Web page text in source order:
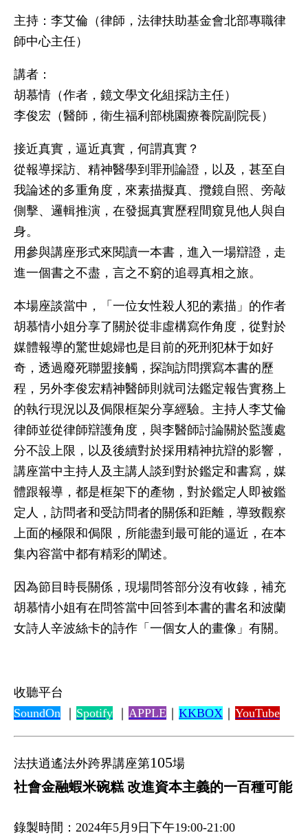
主持：李艾倫（律師，法律扶助基金會北部專職律
師中心主任）
講者：
胡慕情（作者，鏡文學文化組採訪主任）
李俊宏（醫師，衛生福利部桃園療養院副院長）
接近真實，逼近真實，何謂真實？
從報導採訪、精神醫學到罪刑論證，以及，甚至自
我論述的多重角度，來素描擬真、攬鏡自照、旁敲
側擊、邏輯推演，在發掘真實歷程間窺見他人與自
身。
用參與講座形式來閱讀一本書，進入一場辯證，走
進一個書之不盡，言之不窮的追尋真相之旅。
本場座談當中，「一位女性殺人犯的素描」的作者
胡慕情小姐分享了關於從非虛構寫作角度，從對於
媒體報導的驚世媳婦也是目前的死刑犯林于如好
奇，透過廢死聯盟接觸，探詢訪問撰寫本書的歷
程，另外李俊宏精神醫師則就司法鑑定報告實務上
的執行現況以及侷限框架分享經驗。主持人李艾倫
律師並從律師辯護角度，與李醫師討論關於監護處
分不設上限，以及後續對於採用精神抗辯的影響，
講座當中主持人及主講人談到對於鑑定和書寫，媒
體跟報導，都是框架下的產物，對於鑑定人即被鑑
定人，訪問者和受訪問者的關係和距離，導致觀察
上面的極限和侷限，所能盡到最可能的逼近，在本
集內容當中都有精彩的闡述。
因為節目時長關係，現場問答部分沒有收錄，補充
胡慕情小姐有在問答當中回答到本書的書名和波蘭
女詩人辛波絲卡的詩作「一個女人的畫像」有關。
收聽平台
SoundOn ｜ Spotify ｜ APPLE ｜ KKBOX ｜ YouTube
法扶逍遙法外跨界講座第105場
社會金融蝦米碗糕 改進資本主義的一百種可能
錄製時間：2024年5月9日下午19:00-21:00